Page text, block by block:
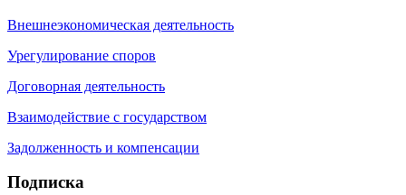
Внешнеэкономическая деятельность
Урегулирование споров
Договорная деятельность
Взаимодействие с государством
Задолженность и компенсации
Подписка